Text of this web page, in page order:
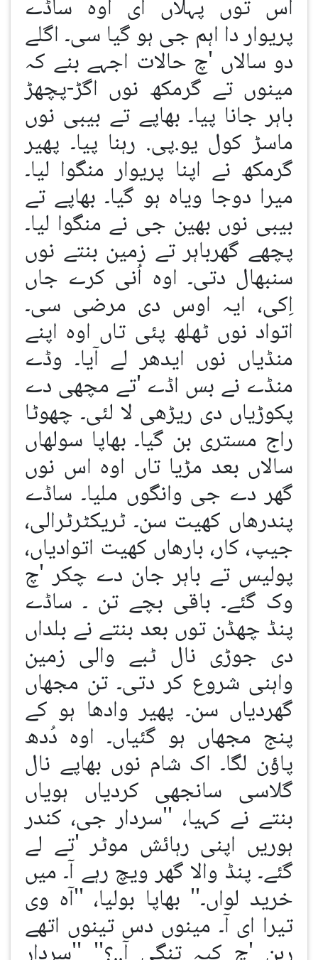
اس توں پہلاں ای اوہ ساڈے
پریوار دا اہم جی ہو گیا سی۔ اگلے
دو سالاں 'چ حالات اجہے بنے کہ
مینوں تے گرمکھ نوں اگڑ-پچھڑ
باہر جانا پیا۔ بھاپے تے بیبی نوں
ماسڑ کول یو.پی. رہنا پیا۔ پھیر
گرمکھ نے اپنا پریوار منگوا لیا۔
میرا دوجا ویاہ ہو گیا۔ بھاپے تے
بیبی نوں بھین جی نے منگوا لیا۔
پچھے گھرباہر تے زمین بنتے نوں
سنبھال دتی۔ اوہ اُنی کرے جاں
اِکی، ایہ اوس دی مرضی سی۔
اتواد نوں ٹھلھ پئی تاں اوہ اپنے
منڈیاں نوں ایدھر لے آیا۔ وڈے
منڈے نے بس اڈے 'تے مچھی دے
پکوڑیاں دی ریڑھی لا لئی۔ چھوٹا
راج مستری بن گیا۔ بھاپا سولھاں
سالاں بعد مڑیا تاں اوہ اس نوں
گھر دے جی وانگوں ملیا۔ ساڈے
پندرھاں کھیت سن۔ ٹریکٹرٹرالی،
جیپ، کار، بارھاں کھیت اتوادیاں،
پولیس تے باہر جان دے چکر 'چ
وک گئے۔ باقی بچے تن ۔ ساڈے
پنڈ چھڈن توں بعد بنتے نے بلداں
دی جوڑی نال ٹبے والی زمین
واہنی شروع کر دتی۔ تن مجھاں
گھردیاں سن۔ پھیر وادھا ہو کے
پنج مجھاں ہو گئیاں۔ اوہ دُدھ
پاؤن لگا۔ اک شام نوں بھاپے نال
گلاسی سانجھی کردیاں ہویاں
بنتے نے کہیا، ''سردار جی، کندر
ہوریں اپنی رہائش موٹر 'تے لے
گئے۔ پنڈ والا گھر ویچ رہے آ۔ میں
خرید لواں۔'' بھاپا بولیا، ''آہ وی
تیرا ای آ۔ مینوں دس تینوں اتھے